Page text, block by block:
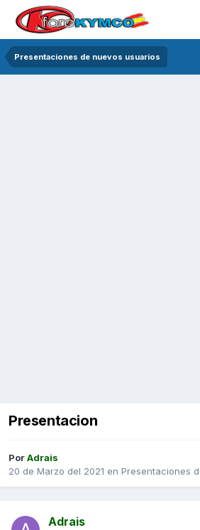
Presentaciones de nuevos usuarios
Presentacion
PorAdrais
20 de Marzo del 2021 en Presentaciones
Adrais